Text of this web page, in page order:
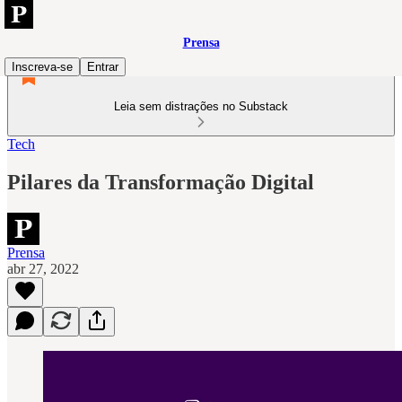
Prensa
Inscreva-se
Entrar
Leia sem distrações no Substack
Tech
Pilares da Transformação Digital
Prensa
abr 27, 2022